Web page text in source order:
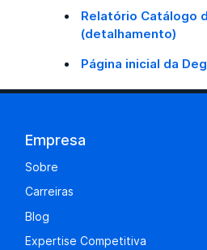
Relatório Catálogo
(detalhamento)
Página inicial da
Empresa
Sobre
Carreiras
Blog
Expertise Competitiva